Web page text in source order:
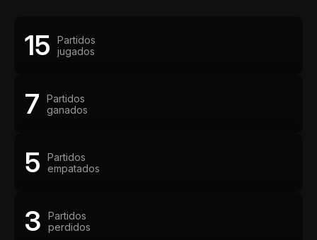
15
Partidos
jugados
7
Partidos
ganados
5
Partidos
empatados
3
Partidos
perdidos